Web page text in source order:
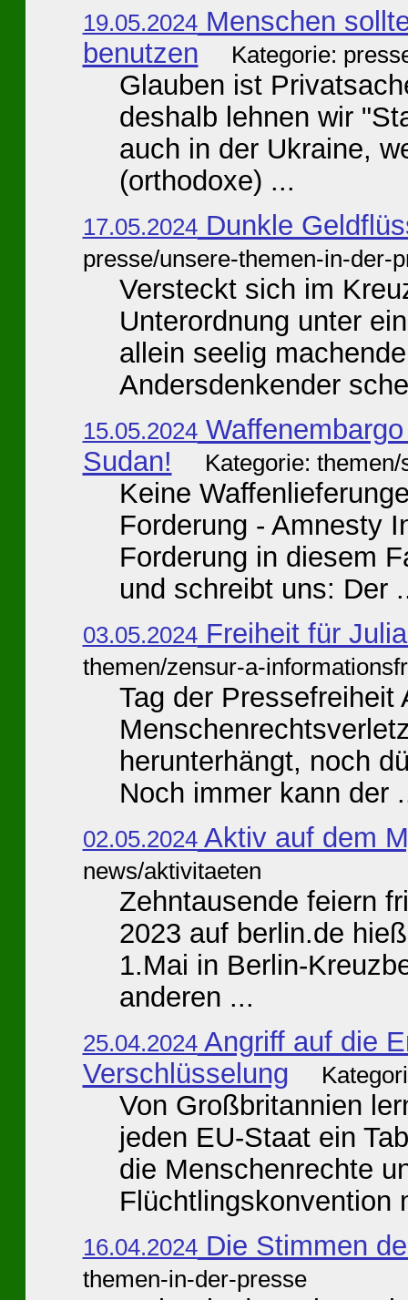
19.05.2024Menschen
benutzen
Kategorie:
Glauben ist
deshalb lehnen wir
auch in der Ukraine,
(orthodoxe) ...
17.05.2024Dunkle
presse/unsere-themen-in-der-
Versteckt sich im
Unterordnung unter
allein seelig
Andersdenkender
15.05.2024
Sudan!
Kategorie:
Keine
Forderung - Amnesty
Forderung in diesem
und schreibt uns: Der
03.05.2024Freiheit für
themen/zensur-a-
Tag der Pressefreiheit
herunterhängt, noch
Noch immer kann der
02.05.2024Aktiv auf dem
news/aktivitaeten
Zehntausende feiern
2023 auf berlin.de
1.Mai in Berlin-
anderen ...
25.04.2024Angriff auf die
Verschlüsselung
Von Großbritannien
jeden EU-Staat ein
die Menschenrechte
Flüchtlingskonvention
16.04.2024Die Stimmen
themen-in-der-presse